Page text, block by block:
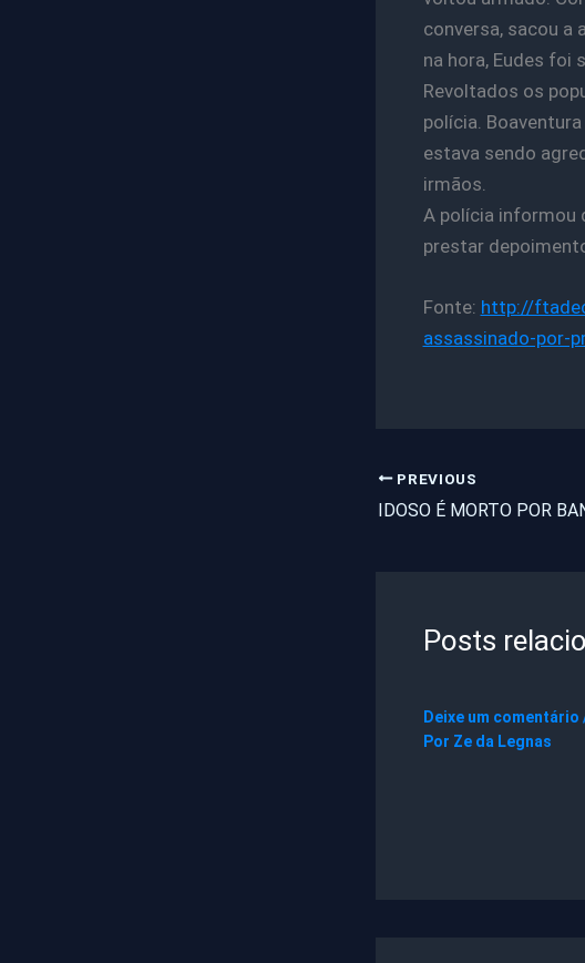
conversa, sacou a
na hora, Eudes foi
Revoltados os
polícia.
estava sendo
irmãos.
A polícia informou
prestar
Fonte: http://
assassinado-por-
PREVIOUS
Posts
Deixe um comentário
Por Ze da Legnas